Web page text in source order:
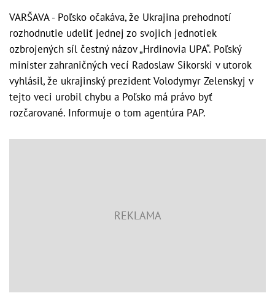
VARŠAVA - Poľsko očakáva, že Ukrajina prehodnotí
rozhodnutie udeliť jednej zo svojich jednotiek
ozbrojených síl čestný názov „Hrdinovia UPA“. Poľský
minister zahraničných vecí Radoslaw Sikorski v utorok
vyhlásil, že ukrajinský prezident Volodymyr Zelenskyj v
tejto veci urobil chybu a Poľsko má právo byť
rozčarované. Informuje o tom agentúra PAP.